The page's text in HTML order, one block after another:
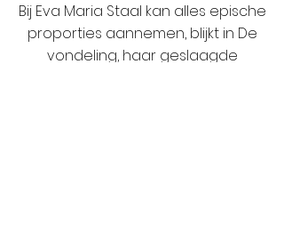
Bij Eva Maria Staal kan alles epische
proporties aannemen, blijkt in De
vondeling, haar geslaagde